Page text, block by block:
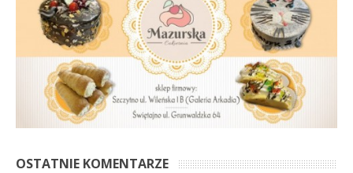
OSTATNIE KOMENTARZE